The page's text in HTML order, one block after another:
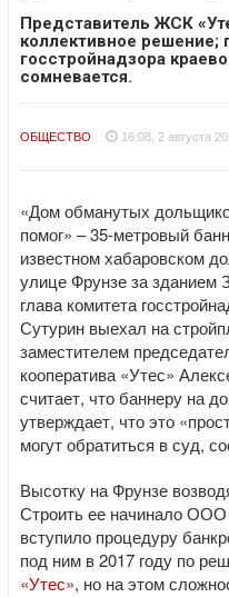
Представитель ЖСК
коллективное решение;
госстройнадзора
сомневается.
ОБЩЕСТВО 16:08, 2 августа
«Дом обманутых
помог» – 35-метровый
известном хабаровском
улице Фрунзе за зданием
глава комитета
Сутурин выехал на
заместителем
кооператива «Утес»
считает, что баннеру на
утверждает, что это
могут обратиться в суд,
Высотку на Фрунзе
Строить ее начинало ООО
вступило процедуру
под ним в 2017 году по
«Утес», но на этом